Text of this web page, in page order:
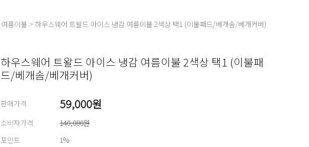
여름이불 > 하우스웨어 트왈드 아이스 냉감 여름이불 2색상 택1 (이불패드/베개솜/베개커버)
하우스웨어 트왈드 아이스 냉감 여름이불 2색상 택1 (이불패
드/베개솜/베개커버)
판매가격 59,000원
소비자가격
140,000원
포인트
1%